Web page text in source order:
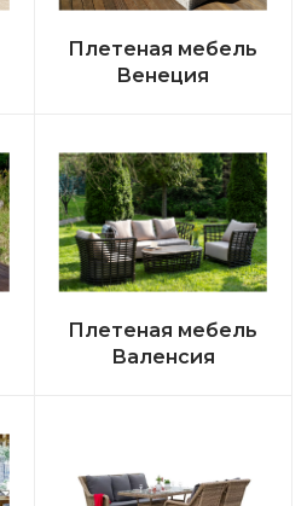
Плетеная мебель
Венеция
Плетеная мебель
Валенсия